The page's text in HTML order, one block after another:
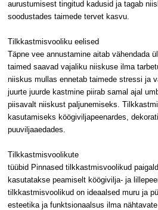
aurustumisest tingitud kadusid ja tagab
soodustades taimede tervet kasvu.
Tilkkastmisvooliku eelised
Täpne vee annustamine aitab vähendada
taimed saavad vajaliku niiskuse ilma
niiskus mullas ennetab taimede stressi ja
juurte juurde kastmine piirab samal ajal
piisavalt niiskust paljunemiseks.
kasutamiseks köögiviljapeenardes,
puuviljaaedades.
Tilkkastmisvoolikute
tüübid Pinnased tilkkastmisvoolikud
kasutatakse peamiselt köögivilja- ja
tilkkastmisvoolikud on ideaalsed muru ja
esteetika ja funktsionaalsus ilma nähtavate